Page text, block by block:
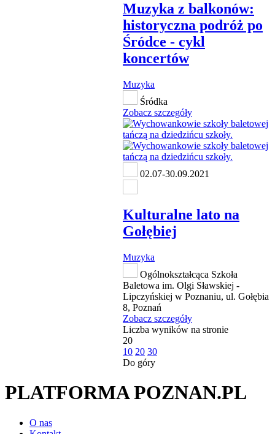
Muzyka z balkonów:
historyczna podróż po
Śródce - cykl
koncertów
Muzyka
Śródka
Zobacz szczegóły
02.07-30.09.2021
Kulturalne lato na
Gołębiej
Muzyka
Ogólnokształcąca Szkoła
Baletowa im. Olgi Sławskiej -
Lipczyńskiej w Poznaniu, ul. Gołębia
8, Poznań
Zobacz szczegóły
Liczba wyników na stronie
20
10 20 30
Do góry
PLATFORMA POZNAN.PL
O nas